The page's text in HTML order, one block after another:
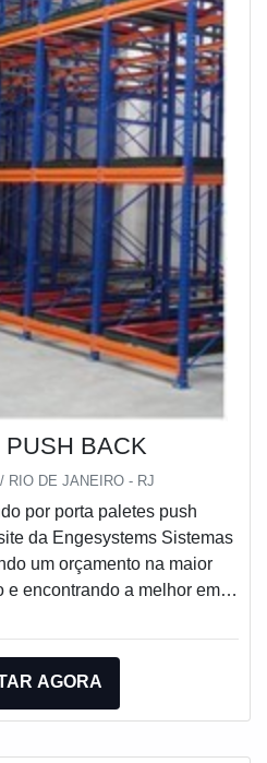
PUSH BACK
RIO DE JANEIRO - RJ
por porta paletes push
da Engesystems Sistemas
um orçamento na maior
e encontrando a melhor em
BACKQuem quer encontrar
uma empresa que preza
da Engesystems Sistemas
encontrar cantilever e
AGORA